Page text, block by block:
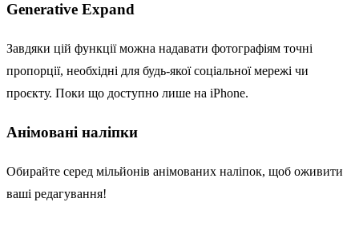
Generative Expand
Завдяки цій функції можна надавати фотографіям точні
пропорції, необхідні для будь-якої соціальної мережі чи
проєкту. Поки що доступно лише на iPhone.
Анімовані наліпки
Обирайте серед мільйонів анімованих наліпок, щоб оживити
ваші редагування!